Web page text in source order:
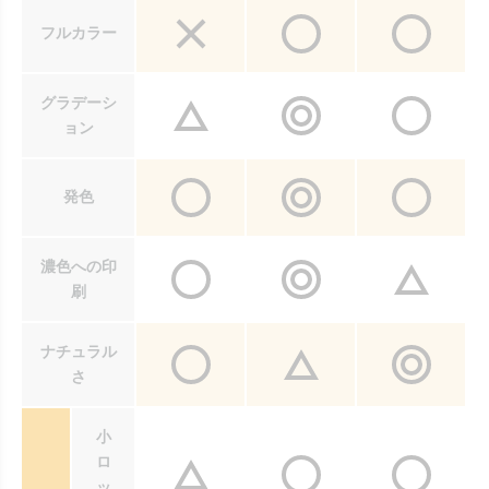
フルカラー
グラデーシ
ョン
発色
濃色への印
刷
ナチュラル
さ
小
ロ